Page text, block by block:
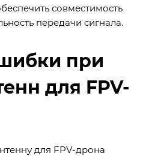
совместимость
передачи сигнала.
при
для FPV-
для FPV-дрона